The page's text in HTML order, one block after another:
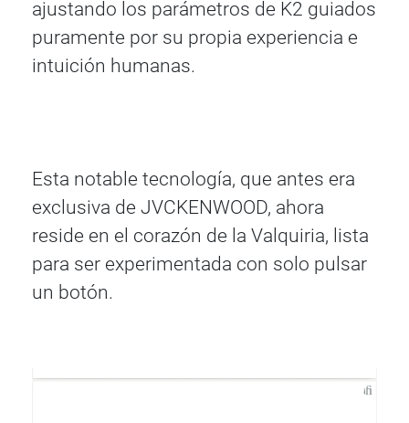
ajustando los parámetros de K2 guiados
puramente por su propia experiencia e
intuición humanas.
Esta notable tecnología, que antes era
exclusiva de JVCKENWOOD, ahora
reside en el corazón de la Valquiria, lista
para ser experimentada con solo pulsar
un botón.